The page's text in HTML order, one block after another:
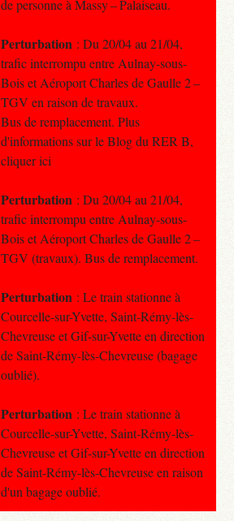
de personne à Massy – Palaiseau.
Perturbation : Du 20/04 au 21/04,
trafic interrompu entre Aulnay-sous-
Bois et Aéroport Charles de Gaulle 2 –
TGV en raison de travaux.
Bus de remplacement. Plus
d'informations sur le Blog du RER B,
cliquer ici
Perturbation : Du 20/04 au 21/04,
trafic interrompu entre Aulnay-sous-
Bois et Aéroport Charles de Gaulle 2 –
TGV (travaux). Bus de remplacement.
Perturbation : Le train stationne à
Courcelle-sur-Yvette, Saint-Rémy-lès-
Chevreuse et Gif-sur-Yvette en direction
de Saint-Rémy-lès-Chevreuse (bagage
oublié).
Perturbation : Le train stationne à
Courcelle-sur-Yvette, Saint-Rémy-lès-
Chevreuse et Gif-sur-Yvette en direction
de Saint-Rémy-lès-Chevreuse en raison
d'un bagage oublié.